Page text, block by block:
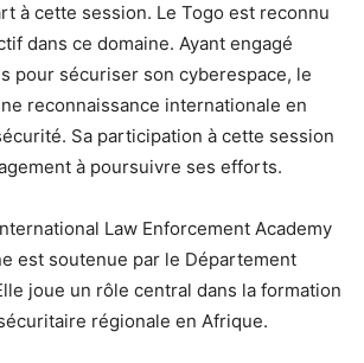
à cette session. Le Togo est reconnu
dans ce domaine. Ayant engagé
pour sécuriser son cyberespace, le
reconnaissance internationale en
Sa participation à cette session
à poursuivre ses efforts.
Law Enforcement Academy
est soutenue par le Département
joue un rôle central dans la formation
régionale en Afrique.